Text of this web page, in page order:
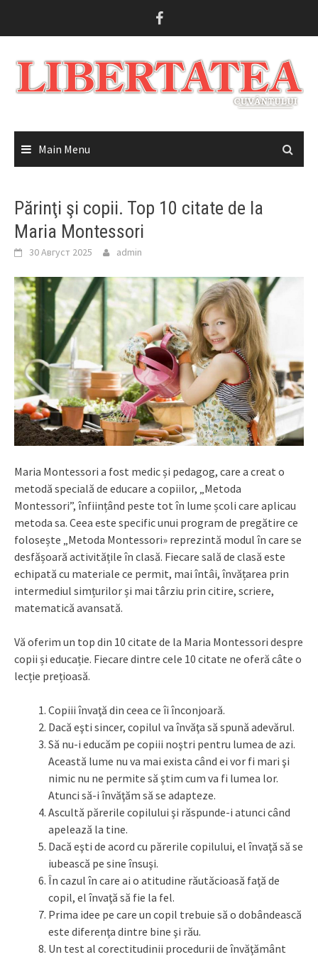
Main Menu
Părinţi şi copii. Top 10 citate de la
Maria Montessori
30 Август 2025 admin
Maria Montessori a fost medic și pedagog, care a creat o
metodă specială de educare a copiilor, „Metoda
Montessori”, înființând peste tot în lume școli care aplicau
metoda sa. Ceea este specific unui program de pregătire ce
folosește „Metoda Montessori» reprezintă modul în care se
desfășoară activitățile în clasă. Fiecare sală de clasă este
echipată cu materiale ce permit, mai întâi, învățarea prin
intermediul simțurilor și mai târziu prin citire, scriere,
matematică avansată.
Vă oferim un top din 10 citate de la Maria Montessori despre
copii și educație. Fiecare dintre cele 10 citate ne oferă câte o
lecție prețioasă.
Copiii învaţă din ceea ce îi înconjoară.
Dacă eşti sincer, copilul va învăţa să spună adevărul.
Să nu-i educăm pe copiii noştri pentru lumea de azi.
Această lume nu va mai exista când ei vor fi mari şi
nimic nu ne permite să ştim cum va fi lumea lor.
Atunci să-i învăţăm să se adapteze.
Ascultă părerile copilului şi răspunde-i atunci când
apelează la tine.
Dacă eşti de acord cu părerile copilului, el învaţă să se
iubească pe sine însuşi.
În cazul în care ai o atitudine răutăcioasă faţă de
copil, el învaţă să fie la fel.
Prima idee pe care un copil trebuie să o dobândească
este diferenţa dintre bine şi rău.
Un test al corectitudinii procedurii de învăţământ